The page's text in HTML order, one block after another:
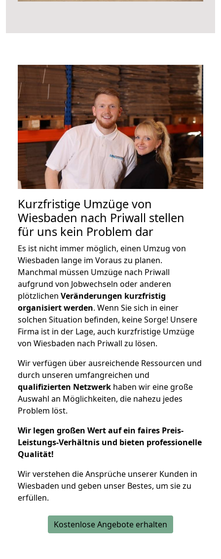
Kurzfristige Umzüge von
Wiesbaden nach Priwall stellen
für uns kein Problem dar
Es ist nicht immer möglich, einen Umzug von
Wiesbaden lange im Voraus zu planen.
Manchmal müssen Umzüge nach Priwall
aufgrund von Jobwechseln oder anderen
plötzlichen Veränderungen kurzfristig
organisiert werden. Wenn Sie sich in einer
solchen Situation befinden, keine Sorge! Unsere
Firma ist in der Lage, auch kurzfristige Umzüge
von Wiesbaden nach Priwall zu lösen.
Wir verfügen über ausreichende Ressourcen und
durch unseren umfangreichen und
qualifizierten Netzwerk haben wir eine große
Auswahl an Möglichkeiten, die nahezu jedes
Problem löst.
Wir legen großen Wert auf ein faires Preis-
Leistungs-Verhältnis und bieten professionelle
Qualität!
Wir verstehen die Ansprüche unserer Kunden in
Wiesbaden und geben unser Bestes, um sie zu
erfüllen.
Kostenlose Angebote erhalten